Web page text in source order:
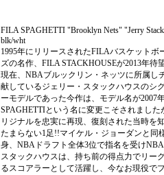
FILA SPAGHETTI "Brooklyn Nets" "Jerry
blk/wht
1995年にリリースされたFILAバスケットボ
ズの名作、FILA STACKHOUSEが2013年待
現在、NBAブルックリン・ネッツに所属し
献しているジェリー・スタックハウスのシ
ーモデルであった今作は、モデル名が2007
SPAGHETTIという名に変更こそされました
リジナルを忠実に再現、復刻された当時を
たまらない1足!!マイケル・ジョーダンと同
身、NBAドラフト全体3位で指名を受け
スタックハウスは、持ち前の得点力でリー
るスコアラーとして活躍し、今なお現役で